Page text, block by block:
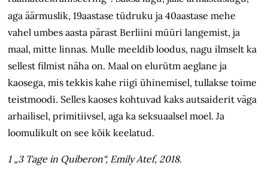
aga äärmuslik, 19aastase tüdruku ja 40aastase mehe
vahel umbes aasta pärast Berliini müüri langemist, ja
maal, mitte linnas. Mulle meeldib loodus, nagu ilmselt ka
sellest filmist näha on. Maal on elurütm aeglane ja
kaosega, mis tekkis kahe riigi ühinemisel, tullakse toime
teistmoodi. Selles kaoses kohtuvad kaks autsaiderit väga
arhailisel, primitiivsel, aga ka seksuaalsel moel. Ja
loomulikult on see kõik keelatud.
1 „3 Tage in Quiberon“, Emily Atef, 2018.